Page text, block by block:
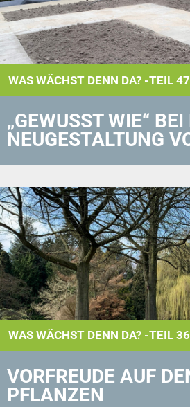
WAS WÄCHST DENN DA? -TEIL 47
„GEWUSST WIE“ BEI
NEUGESTALTUNG
WAS WÄCHST DENN DA? -TEIL 36
VORFREUDE AUF
PFLANZEN